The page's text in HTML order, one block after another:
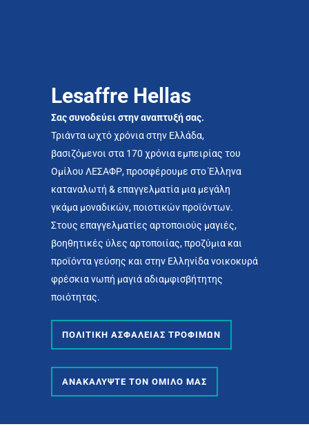
Lesaffre Hellas
Σας συνοδεύει στην αναπτυξή σας.
Τριάντα ωχτό χρόνια στην Ελλάδα,
βασιζόμενοι στα 170 χρόνια εμπειρίας του
Ομίλου ΛΕΣΑΦΡ, προσφέρουμε στο Έλληνα
καταναλωτή & επαγγελματία μια μεγάλη
γκάμα μοναδικών, ποιοτικών προϊόντων.
Στους επαγγελματίες αρτοποιούς μαγιές,
βοηθητικές ύλες αρτοποιίας, προζύμια και
προϊόντα γεύσης και στην Ελληνίδα νοικοκυρά
φρέσκια νωπή μαγιά αδιαμφισβήτητης
ποιότητας.
ΠΟΛΙΤΙΚΗ ΑΣΦΑΛΕΙΑΣ ΤΡΟΦΙΜΩΝ
ΑΝΑΚΑΛΥΨΤΕ ΤΟΝ ΟΜΙΛΟ ΜΑΣ